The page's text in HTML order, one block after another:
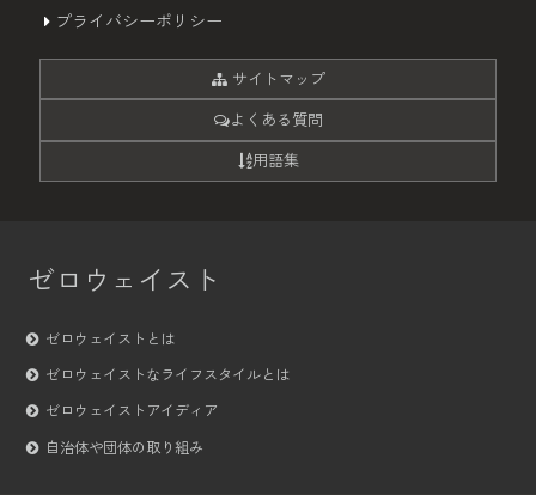
プライバシーポリシー
サイトマップ
よくある質問
用語集
ゼロウェイスト
ゼロウェイストとは
ゼロウェイストなライフスタイルとは
ゼロウェイストアイディア
自治体や団体の取り組み